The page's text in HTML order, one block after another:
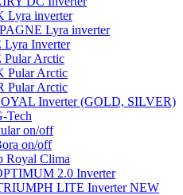
Lyra inverter
Lyra inverter
Inverter
Arctic
Pular Arctic
Pular Arctic
Inverter (GOLD, SILVER)
Tech
on/off
on/off
Royal Clima
2.0 Inverter
LITE Inverter NEW